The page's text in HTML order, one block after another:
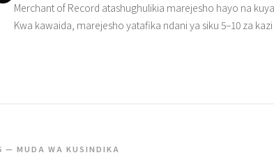
Merchant of Record atashughulikia marejesho hayo na
Kwa kawaida, marejesho yatafika ndani ya siku 5–10 za
— MUDA WA KUSINDIKA